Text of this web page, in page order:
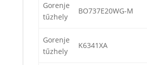
Gorenje
tűzhely
BO737E20WG-M
Gorenje
tűzhely
K6341XA